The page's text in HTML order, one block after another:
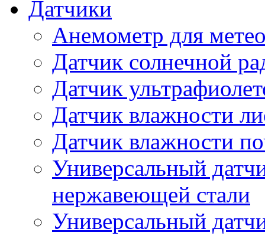
Датчики
Анемометр для
Датчик солнечной
Датчик
Датчик влажности
Датчик влажности
Универсальный
нержавеющей стали
Универсальный